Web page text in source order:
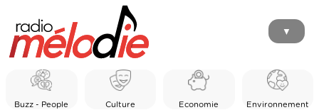
▼
Buzz - People Culture Economie Environnement